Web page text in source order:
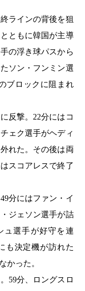
ラインの背後を狙
ともに韓国が主導
の浮き球パスから
ソン・フンミン選
ブロックに阻まれ
反撃。22分にはコ
ェク選手がヘディ
れた。その後は両
スコアレスで終了
分にはファン・イ
ジェソン選手が詰
ュ選手が好守を連
も決定機が訪れた
かった。
59分、ロングスロ